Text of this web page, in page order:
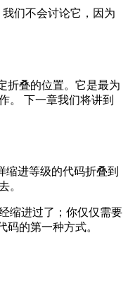
们不会讨论它，因为
折叠的位置。它是最为
。 下一章我们将讲到
缩进等级的代码折叠到
。
缩进过了；你仅仅需要
码的第一种方式。